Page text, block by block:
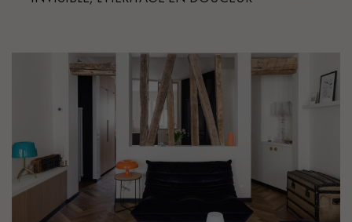
Un expert Décoplus Parquets vous appelle
Demandez un rendez-vous personnalisé